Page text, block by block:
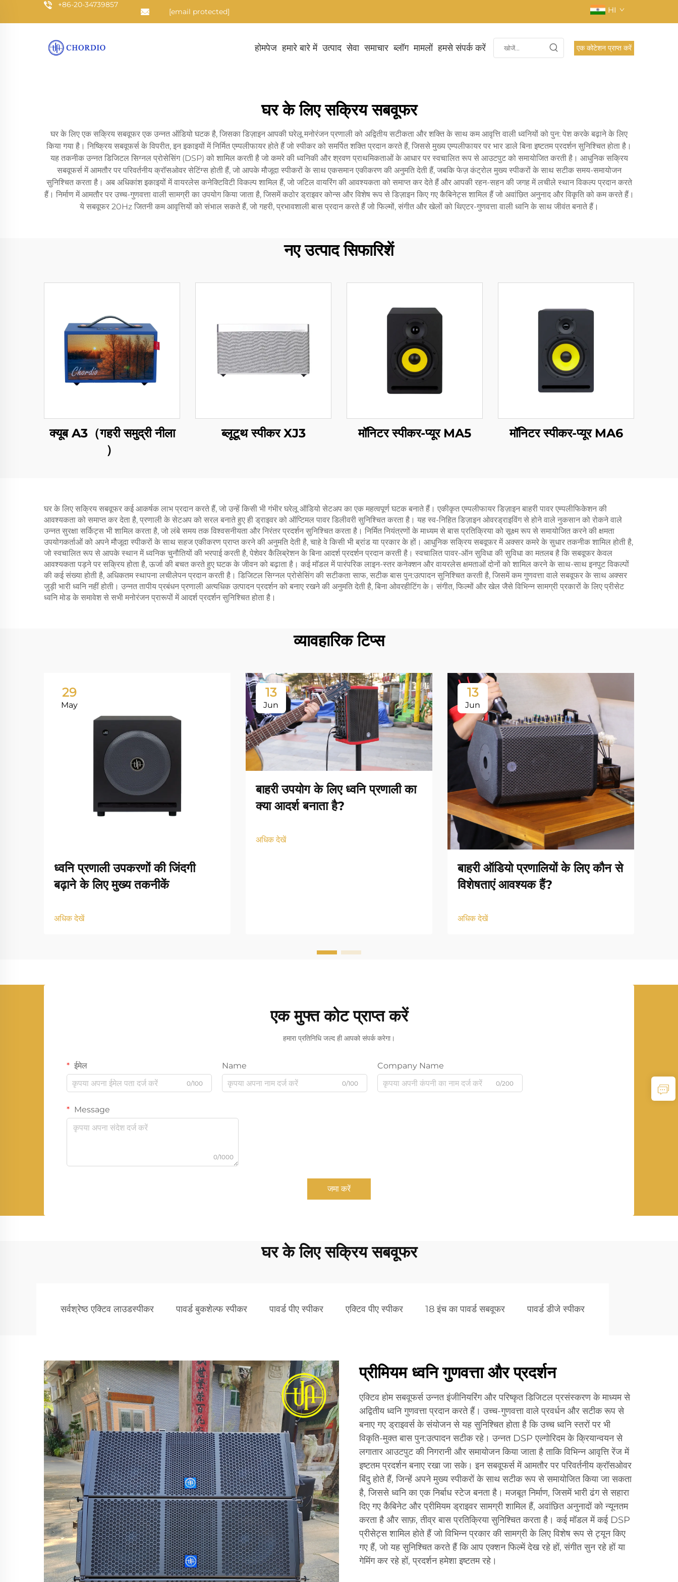
+86-20-34739857
[email protected] HI
होमपेज हमारे बारे में उत्पाद सेवा समाचार ब्लॉग मामलों हमसे संपर्क करें एक कोटेशन प्राप्त करें
घर के लिए सक्रिय सबवूफर
घर के लिए एक सक्रिय सबवूफर एक उन्नत ऑडियो घटक है, जिसका डिज़ाइन आपकी घरेलू मनोरंजन प्रणाली को अद्वितीय सटीकता और शक्ति के साथ कम आवृत्ति वाली ध्वनियों को पुन: पेश करके बढ़ाने के लिए
किया गया है। निष्क्रिय सबवूफर्स के विपरीत, इन इकाइयों में निर्मित एम्पलीफायर होते हैं जो स्पीकर को समर्पित शक्ति प्रदान करते हैं, जिससे मुख्य एम्पलीफायर पर भार डाले बिना इष्टतम प्रदर्शन सुनिश्चित होता है।
यह तकनीक उन्नत डिजिटल सिग्नल प्रोसेसिंग (DSP) को शामिल करती है जो कमरे की ध्वनिकी और श्रवण प्राथमिकताओं के आधार पर स्वचालित रूप से आउटपुट को समायोजित करती है। आधुनिक सक्रिय
सबवूफर्स में आमतौर पर परिवर्तनीय क्रॉसओवर सेटिंग्स होती हैं, जो आपके मौजूदा स्पीकरों के साथ एकसमान एकीकरण की अनुमति देती हैं, जबकि फेज़ कंट्रोल मुख्य स्पीकरों के साथ सटीक समय-समायोजन
सुनिश्चित करता है। अब अधिकांश इकाइयों में वायरलेस कनेक्टिविटी विकल्प शामिल हैं, जो जटिल वायरिंग की आवश्यकता को समाप्त कर देते हैं और आपकी रहन-सहन की जगह में लचीले स्थान विकल्प प्रदान करते
हैं। निर्माण में आमतौर पर उच्च-गुणवत्ता वाली सामग्री का उपयोग किया जाता है, जिसमें कठोर ड्राइवर कोन्स और विशेष रूप से डिज़ाइन किए गए कैबिनेट्स शामिल हैं जो अवांछित अनुनाद और विकृति को कम करते हैं।
ये सबवूफर 20Hz जितनी कम आवृत्तियों को संभाल सकते हैं, जो गहरी, प्रभावशाली बास प्रदान करते हैं जो फिल्मों, संगीत और खेलों को थिएटर-गुणवत्ता वाली ध्वनि के साथ जीवंत बनाते हैं।
नए उत्पाद सिफारिशें
क्यूब A3（गहरी समुद्री नीला
）
ब्लूटूथ स्पीकर XJ3 मॉनिटर स्पीकर-प्यूर MA5 मॉनिटर स्पीकर-प्यूर MA6
घर के लिए सक्रिय सबवूफर कई आकर्षक लाभ प्रदान करते हैं, जो उन्हें किसी भी गंभीर घरेलू ऑडियो सेटअप का एक महत्वपूर्ण घटक बनाते हैं। एकीकृत एम्पलीफायर डिज़ाइन बाहरी पावर एम्पलीफिकेशन की
आवश्यकता को समाप्त कर देता है, प्रणाली के सेटअप को सरल बनाते हुए ही ड्राइवर को ऑप्टिमल पावर डिलीवरी सुनिश्चित करता है। यह स्व-निहित डिज़ाइन ओवरड्राइविंग से होने वाले नुकसान को रोकने वाले
उन्नत सुरक्षा सर्किट्स भी शामिल करता है, जो लंबे समय तक विश्वसनीयता और निरंतर प्रदर्शन सुनिश्चित करता है। निर्मित नियंत्रणों के माध्यम से बास प्रतिक्रिया को सूक्ष्म रूप से समायोजित करने की क्षमता
उपयोगकर्ताओं को अपने मौजूदा स्पीकरों के साथ सहज एकीकरण प्राप्त करने की अनुमति देती है, चाहे वे किसी भी ब्रांड या प्रकार के हों। आधुनिक सक्रिय सबवूफर में अक्सर कमरे के सुधार तकनीक शामिल होती है,
जो स्वचालित रूप से आपके स्थान में ध्वनिक चुनौतियों की भरपाई करती है, पेशेवर कैलिब्रेशन के बिना आदर्श प्रदर्शन प्रदान करती है। स्वचालित पावर-ऑन सुविधा की सुविधा का मतलब है कि सबवूफर केवल
आवश्यकता पड़ने पर सक्रिय होता है, ऊर्जा की बचत करते हुए घटक के जीवन को बढ़ाता है। कई मॉडल में पारंपरिक लाइन-स्तर कनेक्शन और वायरलेस क्षमताओं दोनों को शामिल करने के साथ-साथ इनपुट विकल्पों
की कई संख्या होती है, अधिकतम स्थापना लचीलेपन प्रदान करती है। डिजिटल सिग्नल प्रोसेसिंग की सटीकता साफ, सटीक बास पुन:उत्पादन सुनिश्चित करती है, जिसमें कम गुणवत्ता वाले सबवूफर के साथ अक्सर
जुड़ी भारी ध्वनि नहीं होती। उन्नत तापीय प्रबंधन प्रणाली अत्यधिक उत्पादन प्रदर्शन को बनाए रखने की अनुमति देती है, बिना ओवरहीटिंग के। संगीत, फिल्मों और खेल जैसे विभिन्न सामग्री प्रकारों के लिए प्रीसेट
ध्वनि मोड के समावेश से सभी मनोरंजन प्रारूपों में आदर्श प्रदर्शन सुनिश्चित होता है।
व्यावहारिक टिप्स
29
May
ध्वनि प्रणाली उपकरणों की जिंदगी
बढ़ाने के लिए मुख्य तकनीकें
अधिक देखें
13
Jun
बाहरी उपयोग के लिए ध्वनि प्रणाली का
क्या आदर्श बनाता है?
अधिक देखें
13
Jun
बाहरी ऑडियो प्रणालियों के लिए कौन से
विशेषताएं आवश्यक हैं?
अधिक देखें
एक मुफ्त कोट प्राप्त करें
हमारा प्रतिनिधि जल्द ही आपको संपर्क करेगा।
ईमेल
0/100
Name
0/100
Company Name
0/200
Message
0/1000
जमा करें
घर के लिए सक्रिय सबवूफर
सर्वश्रेष्ठ एक्टिव लाउडस्पीकर पावर्ड बुकशेल्फ स्पीकर पावर्ड पीए स्पीकर एक्टिव पीए स्पीकर 18 इंच का पावर्ड सबवूफर पावर्ड डीजे स्पीकर
प्रीमियम ध्वनि गुणवत्ता और प्रदर्शन
एक्टिव होम सबवूफर्स उन्नत इंजीनियरिंग और परिष्कृत डिजिटल प्रसंस्करण के माध्यम से
अद्वितीय ध्वनि गुणवत्ता प्रदान करते हैं। उच्च-गुणवत्ता वाले प्रवर्धन और सटीक रूप से
बनाए गए ड्राइवर्स के संयोजन से यह सुनिश्चित होता है कि उच्च ध्वनि स्तरों पर भी
विकृति-मुक्त बास पुन:उत्पादन सटीक रहे। उन्नत DSP एल्गोरिदम के क्रियान्वयन से
लगातार आउटपुट की निगरानी और समायोजन किया जाता है ताकि विभिन्न आवृत्ति रेंज में
इष्टतम प्रदर्शन बनाए रखा जा सके। इन सबवूफर्स में आमतौर पर परिवर्तनीय क्रॉसओवर
बिंदु होते हैं, जिन्हें अपने मुख्य स्पीकरों के साथ सटीक रूप से समायोजित किया जा सकता
है, जिससे ध्वनि का एक निर्बाध स्टेज बनता है। मजबूत निर्माण, जिसमें भारी ढंग से सहारा
दिए गए कैबिनेट और प्रीमियम ड्राइवर सामग्री शामिल हैं, अवांछित अनुनादों को न्यूनतम
करता है और साफ़, तीव्र बास प्रतिक्रिया सुनिश्चित करता है। कई मॉडल में कई DSP
प्रीसेट्स शामिल होते हैं जो विभिन्न प्रकार की सामग्री के लिए विशेष रूप से ट्यून किए
गए हैं, जो यह सुनिश्चित करते हैं कि आप एक्शन फिल्में देख रहे हों, संगीत सुन रहे हों या
गेमिंग कर रहे हों, प्रदर्शन हमेशा इष्टतम रहे।